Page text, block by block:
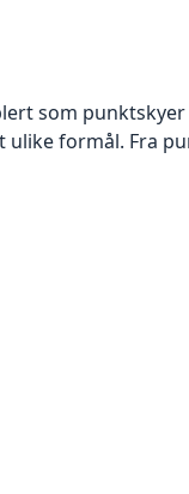
som
formål. Fra